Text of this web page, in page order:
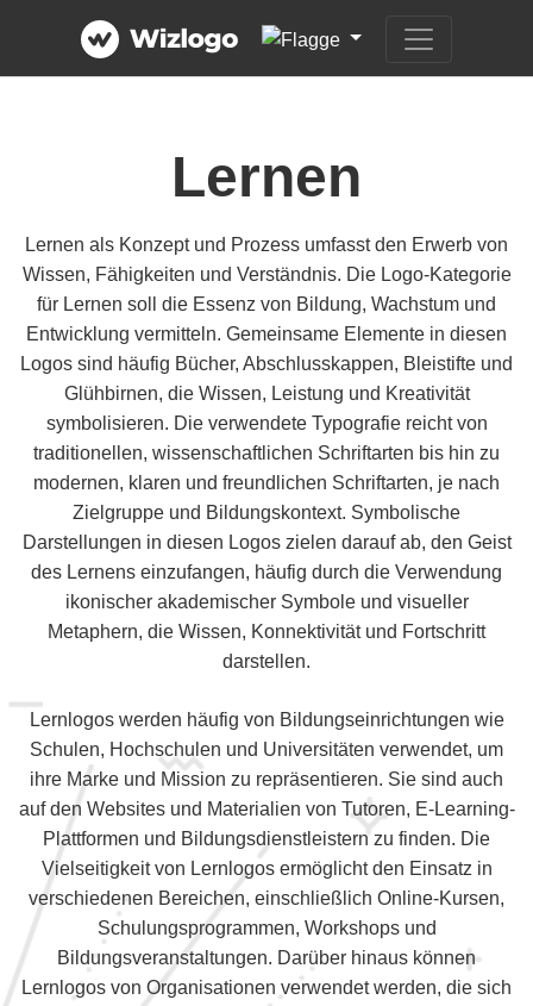
Lernen
Lernen als Konzept und Prozess umfasst den Erwerb von
Wissen, Fähigkeiten und Verständnis. Die Logo-Kategorie
für Lernen soll die Essenz von Bildung, Wachstum und
Entwicklung vermitteln. Gemeinsame Elemente in diesen
Logos sind häufig Bücher, Abschlusskappen, Bleistifte und
Glühbirnen, die Wissen, Leistung und Kreativität
symbolisieren. Die verwendete Typografie reicht von
traditionellen, wissenschaftlichen Schriftarten bis hin zu
modernen, klaren und freundlichen Schriftarten, je nach
Zielgruppe und Bildungskontext. Symbolische
Darstellungen in diesen Logos zielen darauf ab, den Geist
des Lernens einzufangen, häufig durch die Verwendung
ikonischer akademischer Symbole und visueller
Metaphern, die Wissen, Konnektivität und Fortschritt
darstellen.
Lernlogos werden häufig von Bildungseinrichtungen wie
Schulen, Hochschulen und Universitäten verwendet, um
ihre Marke und Mission zu repräsentieren. Sie sind auch
auf den Websites und Materialien von Tutoren, E-Learning-
Plattformen und Bildungsdienstleistern zu finden. Die
Vielseitigkeit von Lernlogos ermöglicht den Einsatz in
verschiedenen Bereichen, einschließlich Online-Kursen,
Schulungsprogrammen, Workshops und
Bildungsveranstaltungen. Darüber hinaus können
Lernlogos von Organisationen verwendet werden, die sich